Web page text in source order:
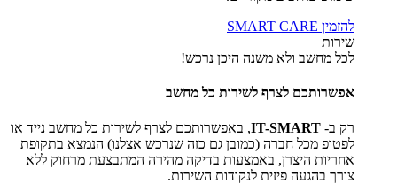
להזמין SMART CARE
שירות
לכל מחשב ולא משנה היכן נרכש!
אפשרותכם לצרף לשירות כל מחשב
רק ב- IT-SMART, באפשרותכם לצרף לשירות כל מחשב נייד או
לפטופ מכל חברה (כמובן גם כזה שנרכש אצלנו) הנמצא בתקופת
אחריות היצרן, באמצעות בדיקה מהירה המתבצעת מרחוק ללא
צורך בהגעה פיזית לנקודות השירות.